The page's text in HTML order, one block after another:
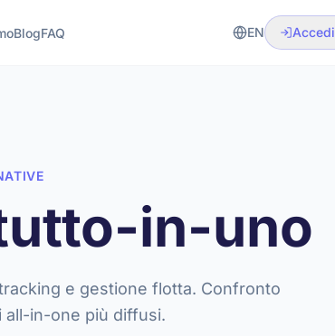
BlogFAQ EN Accedi
in-uno
e gestione flotta. Confronto
all-in-one più diffusi.